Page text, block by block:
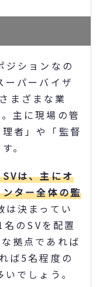
ジションなの
ーパーバイザ
まざまな業
主に現場の管
者」や「監督
。
は、主にオ
ター全体の監
は決まってい
のSVを配置
拠点であれば
ば5名程度の
でしょう。